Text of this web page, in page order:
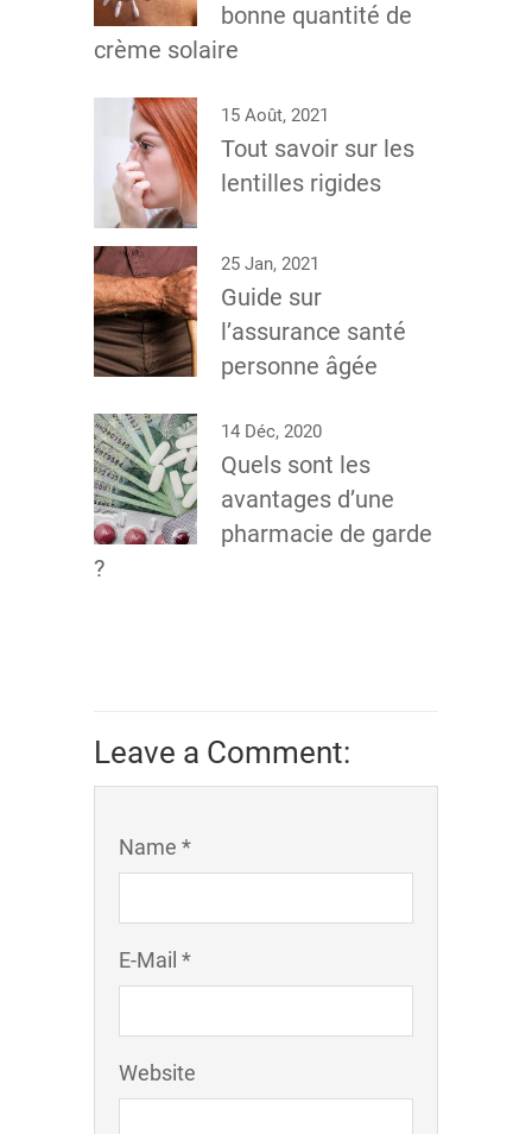
bonne quantité de
crème solaire
15 Août, 2021
Tout savoir sur les
lentilles rigides
25 Jan, 2021
Guide sur
l’assurance santé
personne âgée
14 Déc, 2020
Quels sont les
avantages d’une
pharmacie de garde
?
Leave a Comment:
Name *
E-Mail *
Website